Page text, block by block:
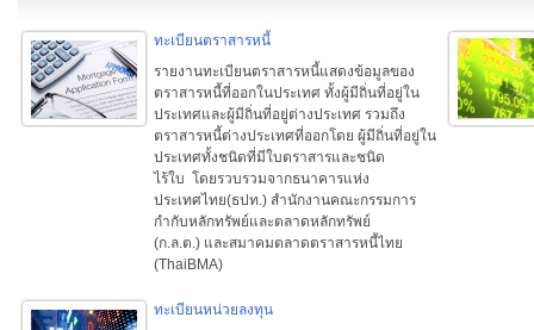
ทะเบียนตราสารหนี้
รายงานทะเบียนตราสารหนี้แสดงข้อมูลของ
ตราสารหนี้ที่ออกในประเทศ ทั้งผู้มีถิ่นที่อยู่ใน
ประเทศและผู้มีถิ่นที่อยู่ต่างประเทศ รวมถึง
ตราสารหนี้ต่างประเทศที่ออกโดย ผู้มีถิ่นที่อยู่ใน
ประเทศทั้งชนิดที่มีใบตราสารและชนิด
ไร้ใบ โดยรวบรวมจากธนาคารแห่ง
ประเทศไทย(ธปท.) สำนักงานคณะกรรมการ
กำกับหลักทรัพย์และตลาดหลักทรัพย์
(ก.ล.ต.) และสมาคมตลาดตราสารหนี้ไทย
(ThaiBMA)
ทะเบียนหน่วยลงทุน